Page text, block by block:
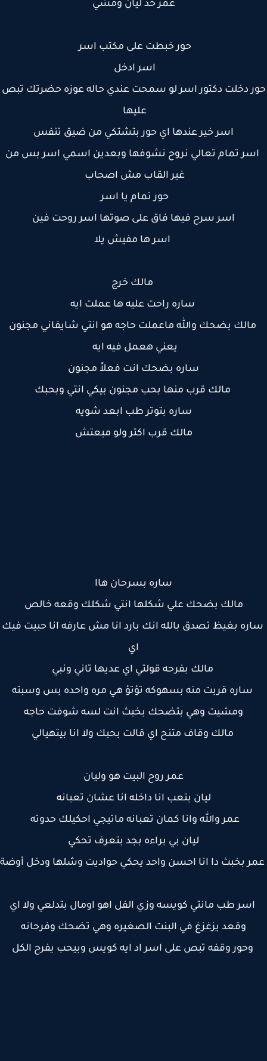
عمر خد ليان ومشي
حور خبطت على مكتب اسر
اسر ادخل
دخلت دكتور اسر لو سمحت عندي حاله عوزه حضرتك تبص
عليها
اسر خير عندها اي حور بتشتكي من ضيق تنفس
تمام تعالي نروح نشوفها وبعدين اسمي اسر بس من
غير القاب مش اصحاب
حور تمام يا اسر
اسر سرح فيها فاق على صوتها اسر روحت فين
اسر ها مفيش يلا
مالك خرج
ساره راحت عليه ها عملت ايه
بضحك والله ماعملت حاجه هو انتي شايفاني مجنون
يعني هعمل فيه ايه
ساره بضحك انت فعلاً مجنون
مالك قرب منها بحب مجنون بيكي انتي وبحبك
ساره بتوتر طب ابعد شويه
مالك قرب اكتر ولو مبعتش
ساره بسرحان هاا
مالك بضحك علي شكلها انتي شكلك وقعه خالص
بغيظ تصدق بالله انك بارد انا مش عارفه انا حبيت فيك
مالك بفرحه قولتي اي عديها تاني ونبي
ساره قربت منه بسهوكه تؤتؤ هي مره واحده بس وسبته
ومشيت وهي بتضحك بخبث انت لسه شوفت حاجه
مالك وقاف متنح اي قالت بحبك ولا انا بيتهيالي
عمر روح البيت هو وليان
ليان بتعب انا داخله انا عشان تعبانه
عمر والله وانا كمان تعبانه ماتيجي احكيلك حدوته
ليان بي براءه بجد بتعرف تحكي
بخبث دا انا احسن واحد يحكي حواديت وشلها ودخل أوضة
طب مانتي كويسه وزي الفل اهو اومال بتدلعي ولا اي
وقعد يزغزغ في البنت الصغيره وهي تضحك وفرحانه
وحور وقفه تبص على اسر اد ايه كويس وبيحب يفرح الكل